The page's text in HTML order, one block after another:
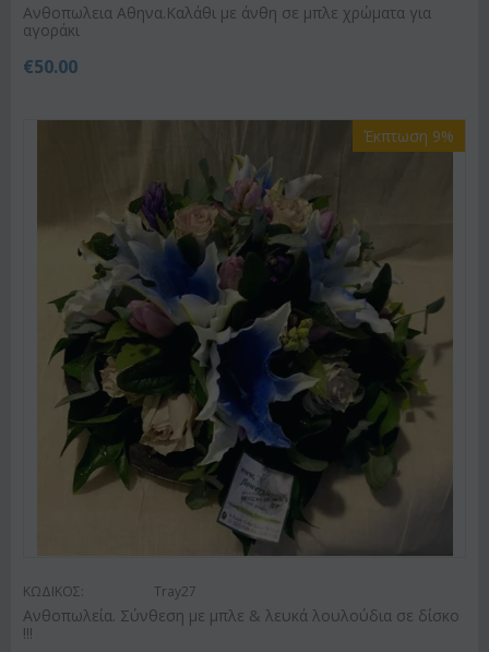
Ανθοπωλεια Αθηνα.Καλάθι με άνθη σε μπλε χρώματα για
αγοράκι
€50.00
Έκπτωση 9%
ΚΩΔΙΚΟΣ: Tray27
Ανθοπωλεία. Σύνθεση με μπλε & λευκά λουλούδια σε δίσκο
!!!